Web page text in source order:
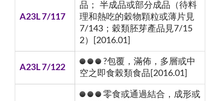
A23L 7/117
品； 半成品或部分成品（待料
理和熱吃的穀物顆粒或薄片見
7/143；穀類胚芽產品見7/15
2）[2016.01]
A23L 7/122
?包覆，滿佈，多層或中
空之即食榖類食品[2016.01]
零食或通過結合，成形或